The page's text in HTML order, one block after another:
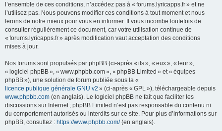
l’ensemble de ces conditions, n’accédez pas à « forums.lyricapps.fr » et ne
l’utilisez pas. Nous pouvons modifier ces conditions à tout moment et nous
ferons de notre mieux pour vous en informer. Il vous incombe toutefois de
consulter régulièrement ce document, car votre utilisation continue de
« forums.lyricapps.fr » après modification vaut acceptation des conditions
mises à jour.
Nos forums sont propulsés par phpBB (ci-après « ils », « eux », « leur »,
« logiciel phpBB », « www.phpbb.com », « phpBB Limited » et « équipes
phpBB »), une solution de forum publiée sous la «
licence publique générale GNU v2 » (ci-après « GPL »), téléchargeable depuis
www.phpbb.com (en anglais). Le logiciel phpBB ne fait que faciliter les
discussions sur Internet ; phpBB Limited n’est pas responsable du contenu ni
du comportement autorisés ou interdits sur ce site. Pour plus d’informations sur
phpBB, consultez : https://www.phpbb.com/(en anglais).